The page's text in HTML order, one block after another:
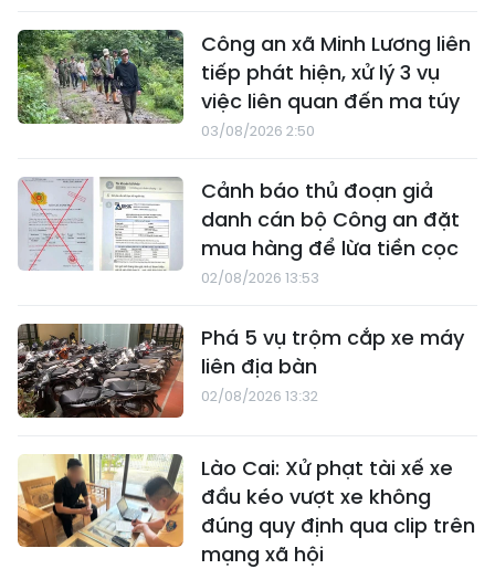
Công an xã Minh Lương liên
tiếp phát hiện, xử lý 3 vụ
việc liên quan đến ma túy
03/08/2026 2:50
Cảnh báo thủ đoạn giả
danh cán bộ Công an đặt
mua hàng để lừa tiền cọc
02/08/2026 13:53
Phá 5 vụ trộm cắp xe máy
liên địa bàn
02/08/2026 13:32
Lào Cai: Xử phạt tài xế xe
đầu kéo vượt xe không
đúng quy định qua clip trên
mạng xã hội